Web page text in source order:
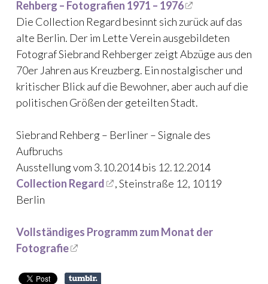
Rehberg – Fotografien 1971 – 1976
Die Collection Regard besinnt sich zurück auf das
alte Berlin. Der im Lette Verein ausgebildeten
Fotograf Siebrand Rehberger zeigt Abzüge aus den
70er Jahren aus Kreuzberg. Ein nostalgischer und
kritischer Blick auf die Bewohner, aber auch auf die
politischen Größen der geteilten Stadt.
Siebrand Rehberg – Berliner – Signale des
Aufbruchs
Ausstellung vom 3.10.2014 bis 12.12.2014
Collection Regard
, Steinstraße 12, 10119
Berlin
Vollständiges Programm zum Monat der
Fotografie